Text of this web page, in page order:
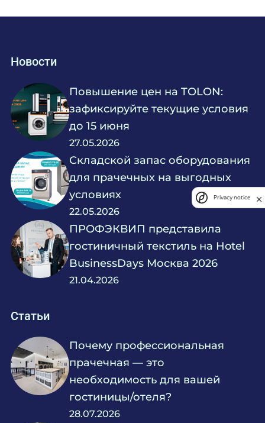
Новости
Повышение цен на TOLON:
зафиксируйте текущие условия
до 15 июня
27.05.2026
Складской запас оборудования
для прачечных на выгодных
условиях
22.05.2026
ПРОФЭКВИП представила
гостиничный текстиль на Hotel
BusinessDays Москва 2026
21.04.2026
Статьи
Почему профессиональная
прачечная — это
необходимость для вашей
гостиницы/отеля?
28.07.2026
Privacy notice